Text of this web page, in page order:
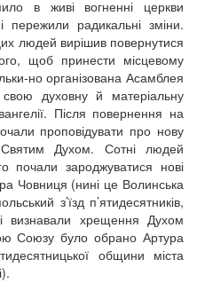
в живі вогненні церкви
пережили радикальні зміни.
людей вирішив повернутися
щоб принести місцевому
но організована Асамблея
духовну й матеріальну
Після повернення на
проповідувати про нову
Духом. Сотні людей
почали зароджуватися нові
Човниця (нині це Волинська
з’їзд п’ятидесятників,
визнавали хрещення Духом
Союзу було обрано Артура
общини міста